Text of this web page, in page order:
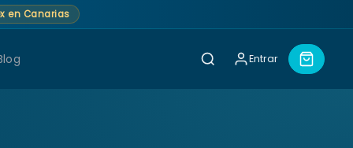
en Canarias
Entrar